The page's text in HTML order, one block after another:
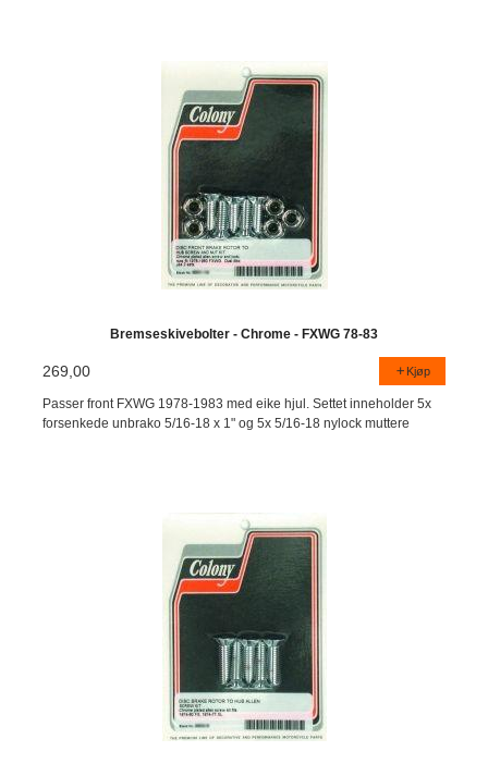
Bremseskivebolter - Chrome - FXWG 78-83
269,00 Kjøp
Passer front FXWG 1978-1983 med eike hjul. Settet inneholder 5x
forsenkede unbrako 5/16-18 x 1" og 5x 5/16-18 nylock muttere